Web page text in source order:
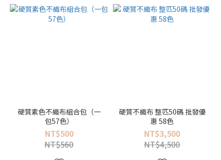
硬質素色不織布組合包（一
包57色）
NT$500
NT$560
硬質不織布 整匹50碼 批發優
惠 58色
NT$3,500
NT$4,500